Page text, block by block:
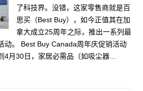
了科技界。没错，这家零售商就是百
思买（Best Buy），如今正值其在加
拿大成立25周年之际，推出一系列最
动。 Best Buy Canada周年庆促销活动
4月30日，家居必需品（如吸尘器…